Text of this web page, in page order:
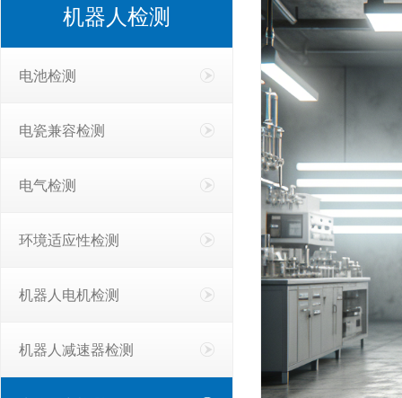
机器人检测
电池检测
电瓷兼容检测
电气检测
环境适应性检测
机器人电机检测
机器人减速器检测